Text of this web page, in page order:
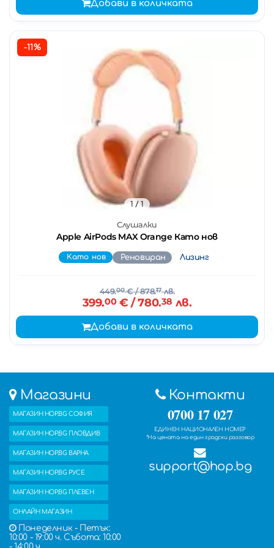
Добави в количката
-11%
Слушалки
Apple AirPods MAX Orange Като нов
1 / 1
Като нов Реновиран Лизинг
449.00€/ 878.17лв.
399.00€ / 780.38 лв.
Добави в количката
Магазини
МАГАЗИН HOP.BG СОФИЯ
МАГАЗИН HOP.BG ПЛОВДИВ
МАГАЗИН HOP.BG ВАРНА
МАГАЗИН HOP.BG РУСЕ
МАГАЗИН HOP.BG ПЛЕВЕН
ОНЛАЙН МАГАЗИН
Понеделник - Петък:
10:00 - 19:00 ч. Събота: 10:00
Контакти
0700 17 027
ЕДИНЕН НАЦИОНАЛЕН НОМЕР
*На цената на един градски разговор
support@hop.bg